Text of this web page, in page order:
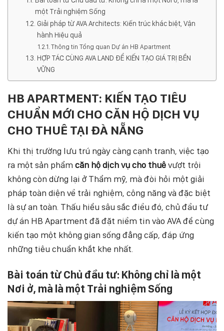
một Trải nghiệm Sống
Giải pháp từ AVA Architects: Kiến trúc khác biệt, Vận
hành Hiệu quả
Thông tin Tổng quan Dự án HB Apartment
HỢP TÁC CÙNG AVA LAND ĐỂ KIẾN TẠO GIÁ TRỊ BỀN
VỮNG
HB APARTMENT: KIẾN TẠO TIÊU
CHUẨN MỚI CHO CĂN HỘ DỊCH VỤ
CHO THUÊ TẠI ĐÀ NẴNG
Khi thị trường lưu trú ngày càng cạnh tranh, việc tạo
ra một sản phẩm căn hộ dịch vụ cho thuêvượt trội
không còn dừng lại ở Thẩm mỹ, mà đòi hỏi một giải
pháp toàn diện về trải nghiệm, công năng và đặc biệt
là sự an toàn. Thấu hiểu sâu sắc điều đó, chủ đầu tư
dự án HB Apartment đã đặt niềm tin vào AVA để cùng
kiến tạo một không gian sống đẳng cấp, đáp ứng
những tiêu chuẩn khắt khe nhất.
Bài toán từ Chủ đầu tư: Không chỉ là một
Nơi ở, mà là một Trải nghiệm Sống